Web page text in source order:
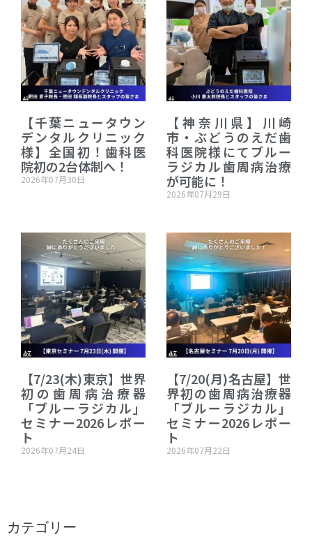
【千葉ニュータウン
デンタルクリニック
様】全国初！歯科医
院初の2台体制へ！
2026年07月30日
【神奈川県】川崎
市・ぶどうのえだ歯
科医院様にてブルー
ラジカル歯周病治療
が可能に！
2026年07月29日
【7/23(木)東京】世界
初の歯周病治療器
「ブルーラジカル」
セミナー2026レポー
ト
2026年07月24日
【7/20(月)名古屋】世
界初の歯周病治療器
「ブルーラジカル」
セミナー2026レポー
ト
2026年07月22日
カテゴリー